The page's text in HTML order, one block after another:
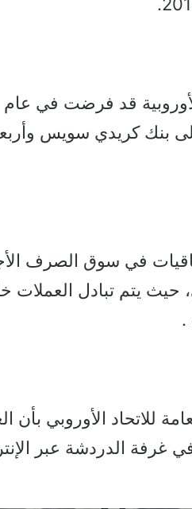
على بنك كريدي سويس
في سوق الصرف
حيث يتم تبادل
.
للاتحاد الأوروبي بأن
غرفة الدردشة عبر